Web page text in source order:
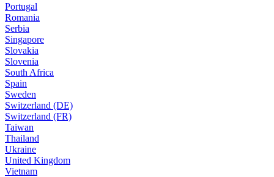
Portugal
Romania
Serbia
Singapore
Slovakia
Slovenia
South Africa
Spain
Sweden
Switzerland (DE)
Switzerland (FR)
Taiwan
Thailand
Ukraine
United Kingdom
Vietnam